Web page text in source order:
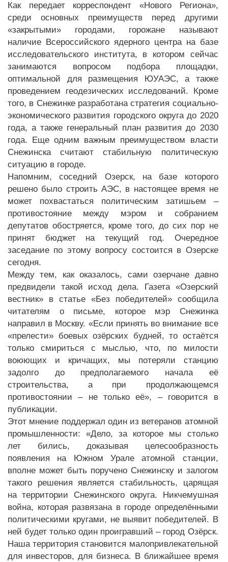
Как передает корреспондент «Нового Региона»,
среди основных преимуществ перед другими
«закрытыми» городами, горожане называют
наличие Всероссийского ядерного центра на базе
исследовательского института, в котором сейчас
занимаются вопросом подбора площадки,
оптимальной для размещения ЮУАЭС, а также
проведением геодезических исследований. Кроме
того, в Снежинке разработана стратегия социально-
экономического развития городского округа до 2020
года, а также генеральный план развития до 2030
года. Еще одним важным преимуществом власти
Снежинска считают стабильную политическую
ситуацию в городе.
Напомним, соседний Озерск, на базе которого
решено было строить АЭС, в настоящее время не
может похвастаться политическим затишьем –
противостояние между мэром и собранием
депутатов обостряется, кроме того, до сих пор не
принят бюджет на текущий год. Очередное
заседание по этому вопросу состоится в Озерске
сегодня.
Между тем, как оказалось, сами озерчане давно
предвидели такой исход дела. Газета «Озерский
вестник» в статье «Без победителей» сообщила
читателям о письме, которое мэр Снежинка
направил в Москву. «Если принять во внимание все
«прелести» боевых озёрских будней, то остаётся
только смириться с мыслью, что, по милости
воюющих и кричащих, мы потеряли станцию
задолго до предполагаемого начала её
строительства, а при продолжающемся
противостоянии – не только её», – говорится в
публикации.
Этот мнение поддержал один из ветеранов атомной
промышленности: «Дело, за которое мы столько
лет бились, доказывая целесообразность
появления на Южном Урале атомной станции,
вполне может быть поручено Снежинску и залогом
такого решения является стабильность, царящая
на территории Снежинского округа. Никчемушная
война, которая развязана в городе определёнными
политическими кругами, не выявит победителей. В
ней будет только один проигравший – город Озёрск.
Наша территория становится малопривлекательной
для инвесторов, для бизнеса. В ближайшее время